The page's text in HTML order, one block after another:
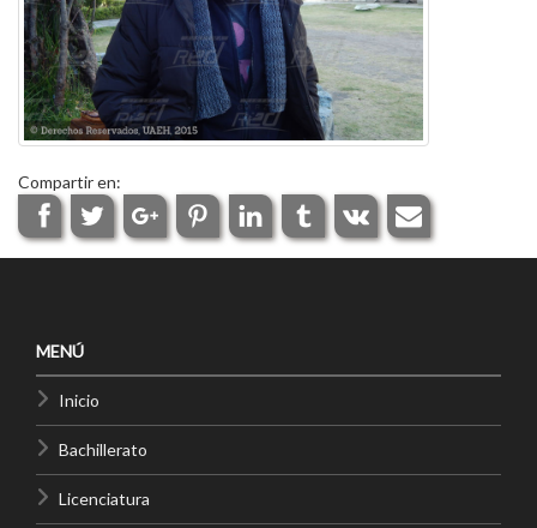
Compartir en:
MENÚ
Inicio
Bachillerato
Licenciatura